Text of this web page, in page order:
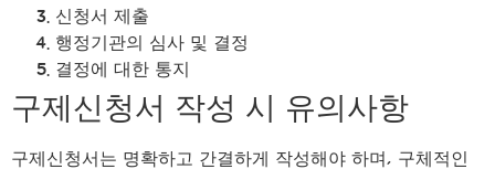
신청서 제출
행정기관의 심사 및 결정
결정에 대한 통지
구제신청서 작성 시 유의사항
구제신청서는 명확하고 간결하게 작성해야 하며, 구체적인